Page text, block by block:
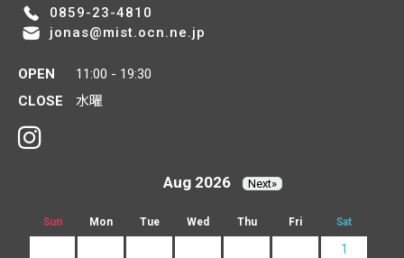
0859-23-4810
jonas@mist.ocn.ne.jp
OPEN
11:00 - 19:30
CLOSE
水曜
Aug 2026 Next»
Sun Mon Tue Wed Thu Fri Sat
1